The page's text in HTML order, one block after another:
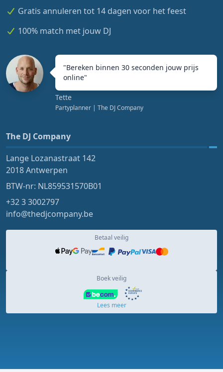
Gratis annuleren tot 14 dagen voor het feest
100% match met jouw DJ
"Bereken binnen 30 seconden jouw prijs
online"
Tette
Partyplanner | The DJ Company
The DJ Company
Lange Lozanastraat 142
2018 Antwerpen
BTW-nr: NL859531570B01
+32 3 3002797
info@thedjcompany.be
Betaal veilig
Boek veilig
Lees meer